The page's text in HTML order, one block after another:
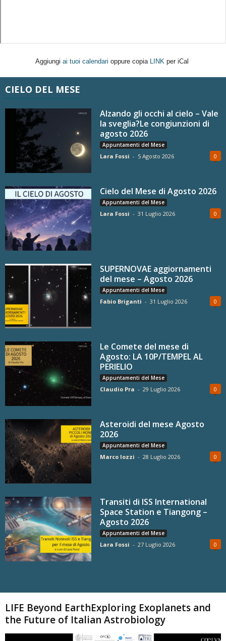
Aggiungi ai tuoi calendari oppure copia LINK per iCal
CIELO DEL MESE
Alzando gli occhi al cielo – Vale
la sveglia?Le congiunzioni di
agosto 2026
Appuntamenti del Mese
Lara Fossi - 5 Agosto 2026 0
Cielo del Mese di Agosto 2026
Appuntamenti del Mese
Lara Fossi - 31 Luglio 2026 0
SUPERNOVAE aggiornamenti
del mese – Agosto 2026
Appuntamenti del Mese
Fabio Briganti - 31 Luglio 2026 0
Le Comete del mese di
Agosto: LA 10P/TEMPEL AL
PERIELIO
Appuntamenti del Mese
Claudio Pra - 29 Luglio 2026 0
Asteroidi del mese Agosto
2026
Appuntamenti del Mese
Marco Iozzi - 28 Luglio 2026 0
Transiti di ISS International
Space Station e Tiangong –
Agosto 2026
Appuntamenti del Mese
Lara Fossi - 27 Luglio 2026 0
LIFE Beyond EarthExploring Exoplanets and
the Future of Italian Astrobiology